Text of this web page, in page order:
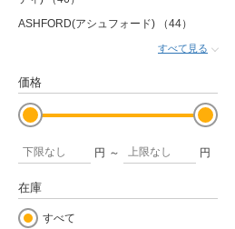
ASHFORD(アシュフォード)
（44）
すべて見る
価格
円 ～ 円
在庫
すべて